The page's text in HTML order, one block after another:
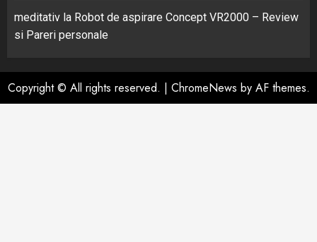
meditativ la Robot de aspirare Concept VR2000 – Review
si Pareri personale
Copyright © All rights reserved. | ChromeNews by AF themes.